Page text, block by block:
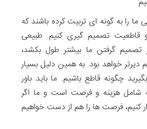
را به گونه ای تربیت کرده باشند که
قاطعیت تصمیم گیری کنیم. طبیعی
گرفتن ما بیشتر طول بکشد،
خواهد بود. به همین دلیل بسیار
چگونه قاطع باشیم. ما باید باور
شامل هزینه و فرصت است و ما اگر
کنیم، فرصت ها را هم از دست خواهیم